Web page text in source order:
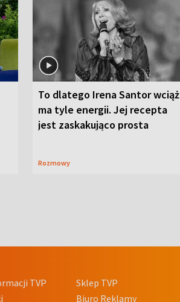
To dlatego Irena Santor wciąż
ma tyle energii. Jej recepta
jest zaskakująco prosta
Rozmowy
TVP
Sklep TVP
Biuro Reklamy